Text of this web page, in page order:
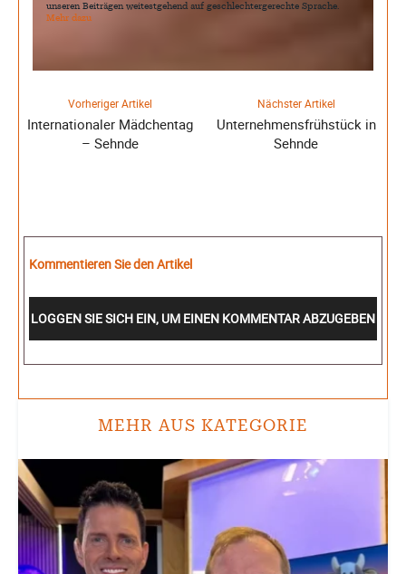
MEHR AUS KATEGORIE
unseren Beiträgen weitestgehend auf geschlechtergerechte Sprache.
Mehr dazu
Vorheriger Artikel
Internationaler Mädchentag
– Sehnde
Nächster Artikel
Unternehmensfrühstück in
Sehnde
Kommentieren Sie den Artikel
LOGGEN SIE SICH EIN, UM EINEN KOMMENTAR ABZUGEBEN